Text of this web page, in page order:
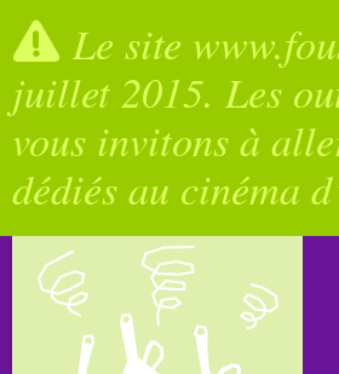
Le site
juillet 2015. Les
vous invitons à
dédiés au cinéma